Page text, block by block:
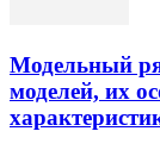
Модельный
моделей, их